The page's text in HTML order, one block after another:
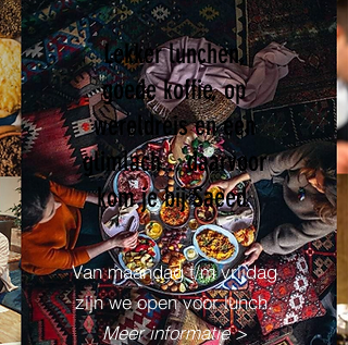
Lekker lunchen,
goede koffie, op
wereldreis en een
glimlach... daarvoor
kom je bij Saeed.
Van maandag t/m vrijdag
zijn we open voor lunch.
Meer informatie >